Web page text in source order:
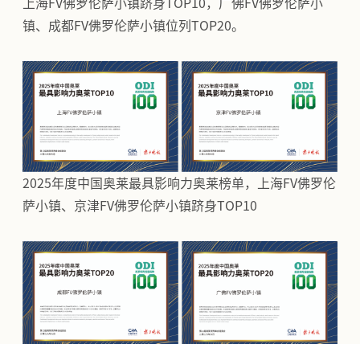
上海FV佛罗伦萨小镇跻身TOP10，广佛FV佛罗伦萨小
镇、成都FV佛罗伦萨小镇位列TOP20。
2025年度中国奥莱最具影响力奥莱榜单，上海FV佛罗伦
萨小镇、京津FV佛罗伦萨小镇跻身TOP10